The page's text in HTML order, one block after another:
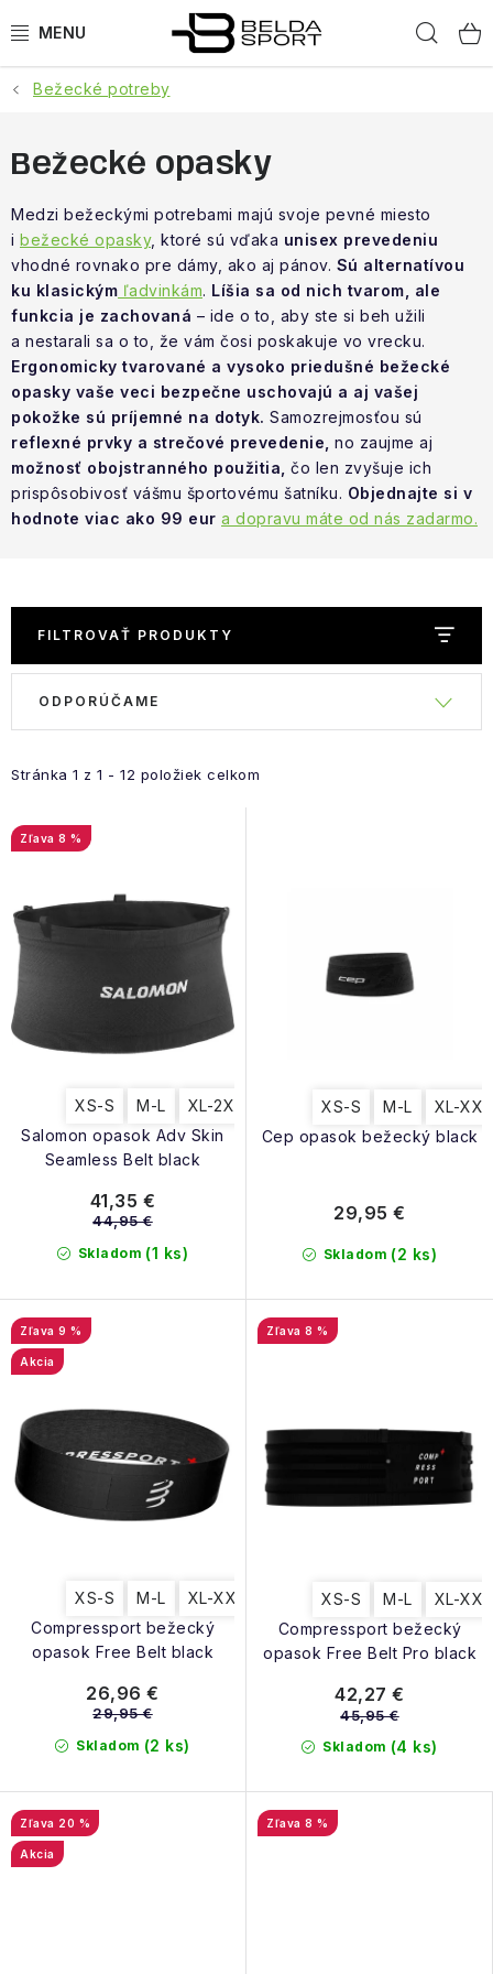
na
ŠPORTY
BEH
BOGNER
GOLDBERGH
OBLEČENIE
OBUV
DOPLNKY
NAŠE SLUŽBY
ZNAČKY
Vrátenie a výmena Doprava a platba
Blog
Moja objednávka
Bežecké potreby
Bežecké opasky
Medzi bežeckými potrebami majú svoje pevné miesto
i bežecké opasky, ktoré sú vďaka unisex prevedeniu
vhodné rovnako pre dámy, ako aj pánov. Sú alternatívou
ku klasickým ľadvinkám. Líšia sa od nich tvarom, ale
funkcia je zachovaná – ide o to, aby ste si beh užili
a nestarali sa o to, že vám čosi poskakuje vo vrecku.
Ergonomicky tvarované a vysoko priedušné bežecké
opasky vaše veci bezpečne uschovajú a aj vašej
pokožke sú príjemné na dotyk. Samozrejmosťou sú
reflexné prvky a strečové prevedenie, no zaujme aj
možnosť obojstranného použitia, čo len zvyšuje ich
prispôsobivosť vášmu športovému šatníku. Objednajte si v
hodnote viac ako 99 eur a dopravu máte od nás zadarmo.
FILTROVAŤ PRODUKTY
ý
i
s
p
o
d
u
k
t
Stránka 1 z 1 - 12 položiek celkom
e
i
p
r
o
d
u
v
ODPORÚČAME
Salomon opasok Adv Skin
Seamless Belt black
8 %
XS-S M-L XL-2X
Skladom (1 ks)
41,35 €
44,95 €
Cep opasok bežecký black
XS-S M-L XL-XX
Skladom (2 ks)
29,95 €
Compressport bežecký
opasok Free Belt black
9 %
Akcia
XS-S M-L XL-XX
Skladom (2 ks)
26,96 €
29,95 €
Compressport bežecký
opasok Free Belt Pro black
8 %
XS-S M-L XL-XX
Skladom (4 ks)
42,27 €
45,95 €
20 %
Akcia
8 %